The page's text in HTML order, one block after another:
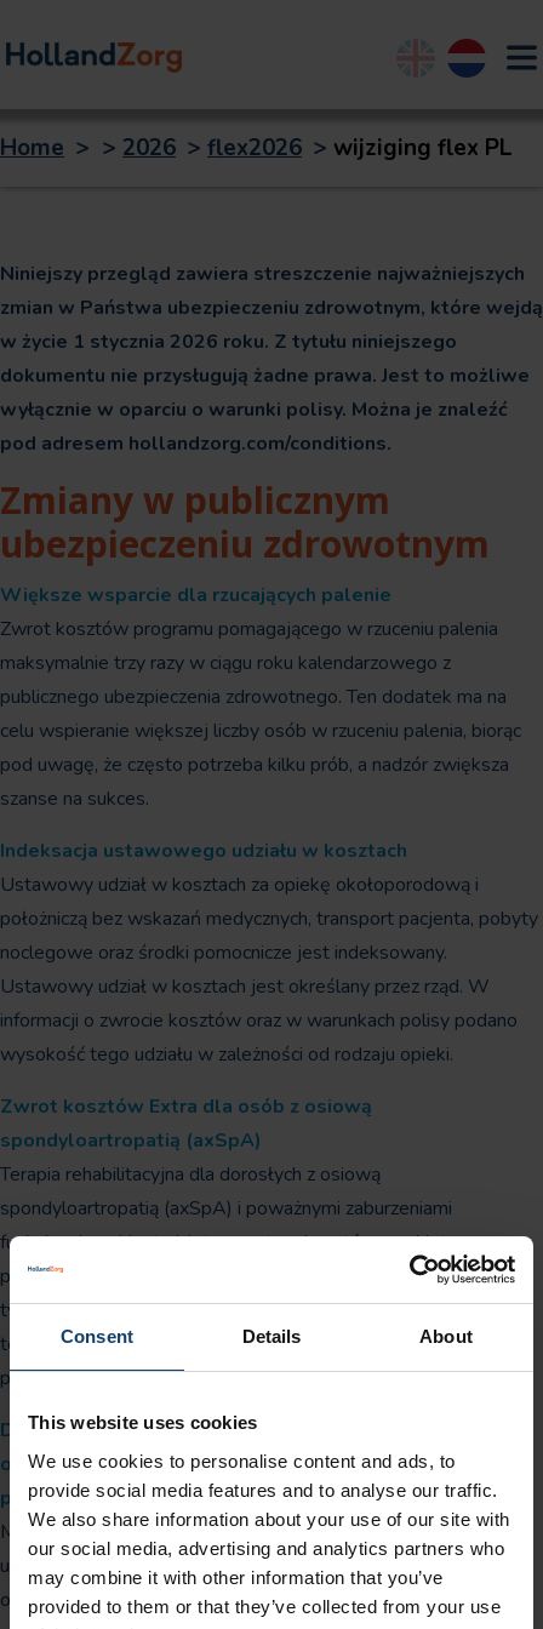
Consent Details About
This website uses cookies
We use cookies to personalise content and ads, to
provide social media features and to analyse our traffic.
We also share information about your use of our site with
our social media, advertising and analytics partners who
may combine it with other information that you’ve
provided to them or that they’ve collected from your use
EnglishNederlands
Home > > 2026 > flex2026 > wijziging flex PL
Niniejszy przegląd zawiera streszczenie najważniejszych
zmian w Państwa ubezpieczeniu zdrowotnym, które wejdą
w życie 1 stycznia 2026 roku. Z tytułu niniejszego
dokumentu nie przysługują żadne prawa. Jest to możliwe
wyłącznie w oparciu o warunki polisy. Można je znaleźć
pod adresem hollandzorg.com/conditions.
Zmiany w publicznym
ubezpieczeniu zdrowotnym
Większe wsparcie dla rzucających palenie
Zwrot kosztów programu pomagającego w rzuceniu palenia
maksymalnie trzy razy w ciągu roku kalendarzowego z
publicznego ubezpieczenia zdrowotnego. Ten dodatek ma na
celu wspieranie większej liczby osób w rzuceniu palenia, biorąc
pod uwagę, że często potrzeba kilku prób, a nadzór zwiększa
szanse na sukces.
Indeksacja ustawowego udziału w kosztach
Ustawowy udział w kosztach za opiekę okołoporodową i
położniczą bez wskazań medycznych, transport pacjenta, pobyty
noclegowe oraz środki pomocnicze jest indeksowany.
Ustawowy udział w kosztach jest określany przez rząd. W
informacji o zwrocie kosztów oraz w warunkach polisy podano
wysokość tego udziału w zależności od rodzaju opieki.
Zwrot kosztów Extra dla osób z osiową
spondyloartropatią (axSpA)
Terapia rehabilitacyjna dla dorosłych z osiową
spondyloartropatią (axSpA) i poważnymi zaburzeniami
funkcjonalnymi jest objęta zwrotem kosztów z pakietu
publicznego ubezpieczenia zdrowotnego, zamiast otrzymywania
tymczasowego zwrotu kosztów. Oznacza to, że fizjoterapia lub
terapia rehabilitacyjna są w pełni objęte zwrotem kosztów od
pierwszego zabiegu, bez konieczności wcześniejszego badania.
Dostosowanie maksymalnych stawek dla Budżetu
osobistego w ramach ubezpieczenia zdrowotnego (Zvw-
pgb)
Maksymalne stawki dla budżetu osobistego („pgb”) w ramach
ubezpieczenia zdrowotnego zostały zmienione.Stawki są
określone w Regulaminie Budżetu osobistego w ramach